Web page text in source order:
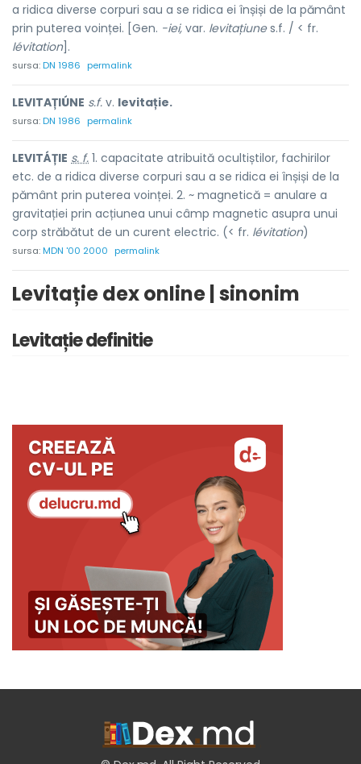
a ridica diverse corpuri sau a se ridica ei înșiși de la pământ
prin puterea voinței. [Gen. -iei, var. levitațiunes.f. / < fr.
lévitation].
sursa:DN 1986 permalink
LEVITAȚIÚNE s.f. v. levitație.
sursa:DN 1986 permalink
LEVITÁȚIE s. f. 1. capacitate atribuită ocultiștilor, fachirilor
etc. de a ridica diverse corpuri sau a se ridica ei înșiși de la
pământ prin puterea voinței. 2. ~ magnetică = anulare a
gravitației prin acțiunea unui câmp magnetic asupra unui
corp străbătut de un curent electric. (< fr. lévitation)
sursa:MDN '00 2000 permalink
Levitație dex online | sinonim
Levitație definitie